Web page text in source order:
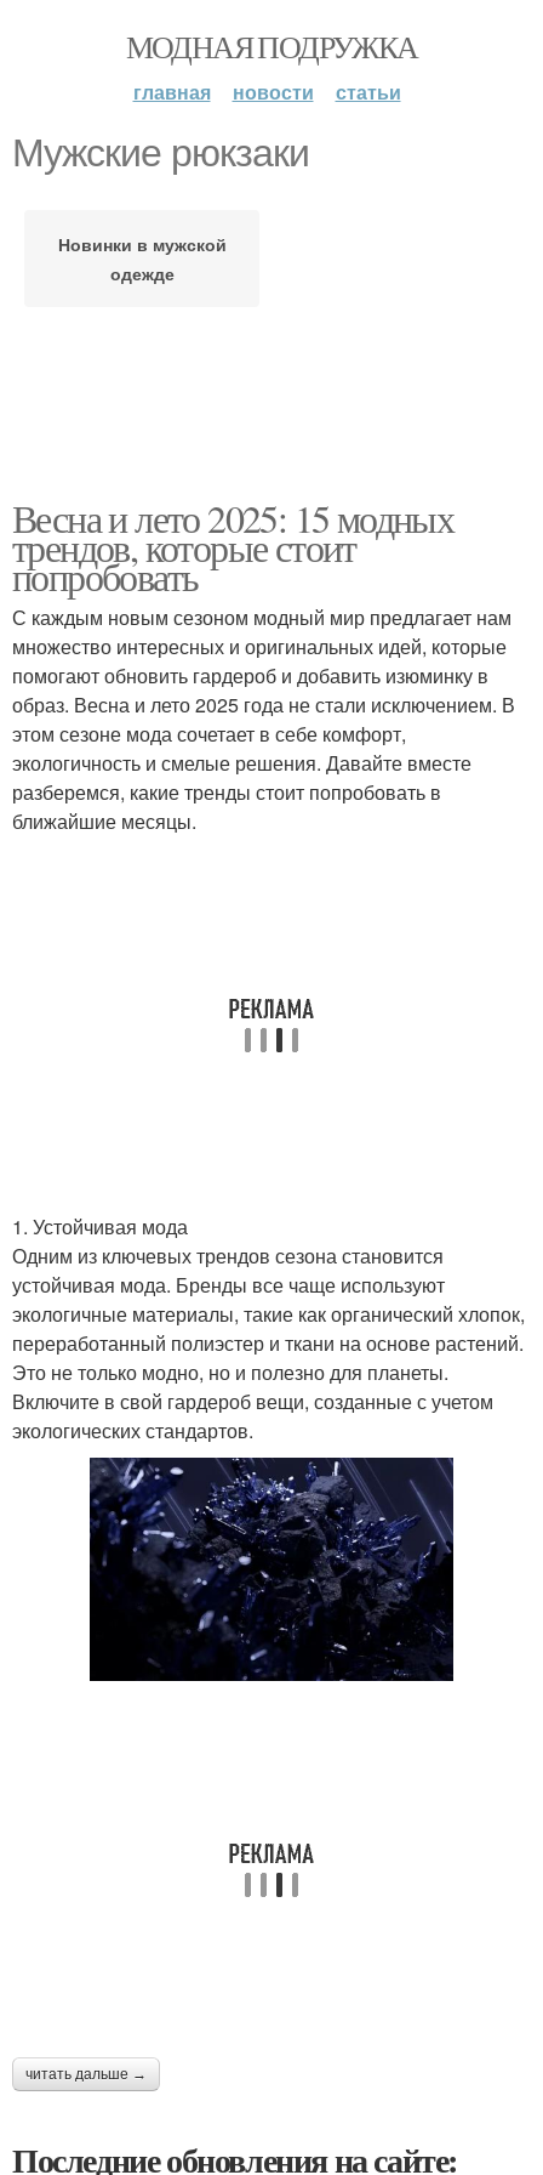
МОДНАЯ ПОДРУЖКА
главная новости статьи
Мужские рюкзаки
Новинки в мужской
одежде
Весна и лето 2025: 15 модных
трендов, которые стоит
попробовать
С каждым новым сезоном модный мир предлагает нам
множество интересных и оригинальных идей, которые
помогают обновить гардероб и добавить изюминку в
образ. Весна и лето 2025 года не стали исключением. В
этом сезоне мода сочетает в себе комфорт,
экологичность и смелые решения. Давайте вместе
разберемся, какие тренды стоит попробовать в
ближайшие месяцы.
1. Устойчивая мода
Одним из ключевых трендов сезона становится
устойчивая мода. Бренды все чаще используют
экологичные материалы, такие как органический хлопок,
переработанный полиэстер и ткани на основе растений.
Это не только модно, но и полезно для планеты.
Включите в свой гардероб вещи, созданные с учетом
экологических стандартов.
читать дальше →
Последние обновления на сайте: